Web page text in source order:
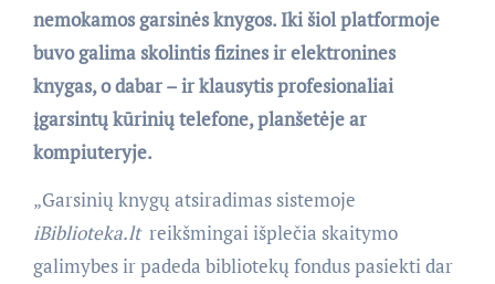
nemokamos garsinės knygos. Iki šiol platformoje
buvo galima skolintis fizines ir elektronines
knygas, o dabar – ir klausytis profesionaliai
įgarsintų kūrinių telefone, planšetėje ar
kompiuteryje.
„Garsinių knygų atsiradimas sistemoje
iBiblioteka.ltreikšmingai išplečia skaitymo
galimybes ir padeda bibliotekų fondus pasiekti dar